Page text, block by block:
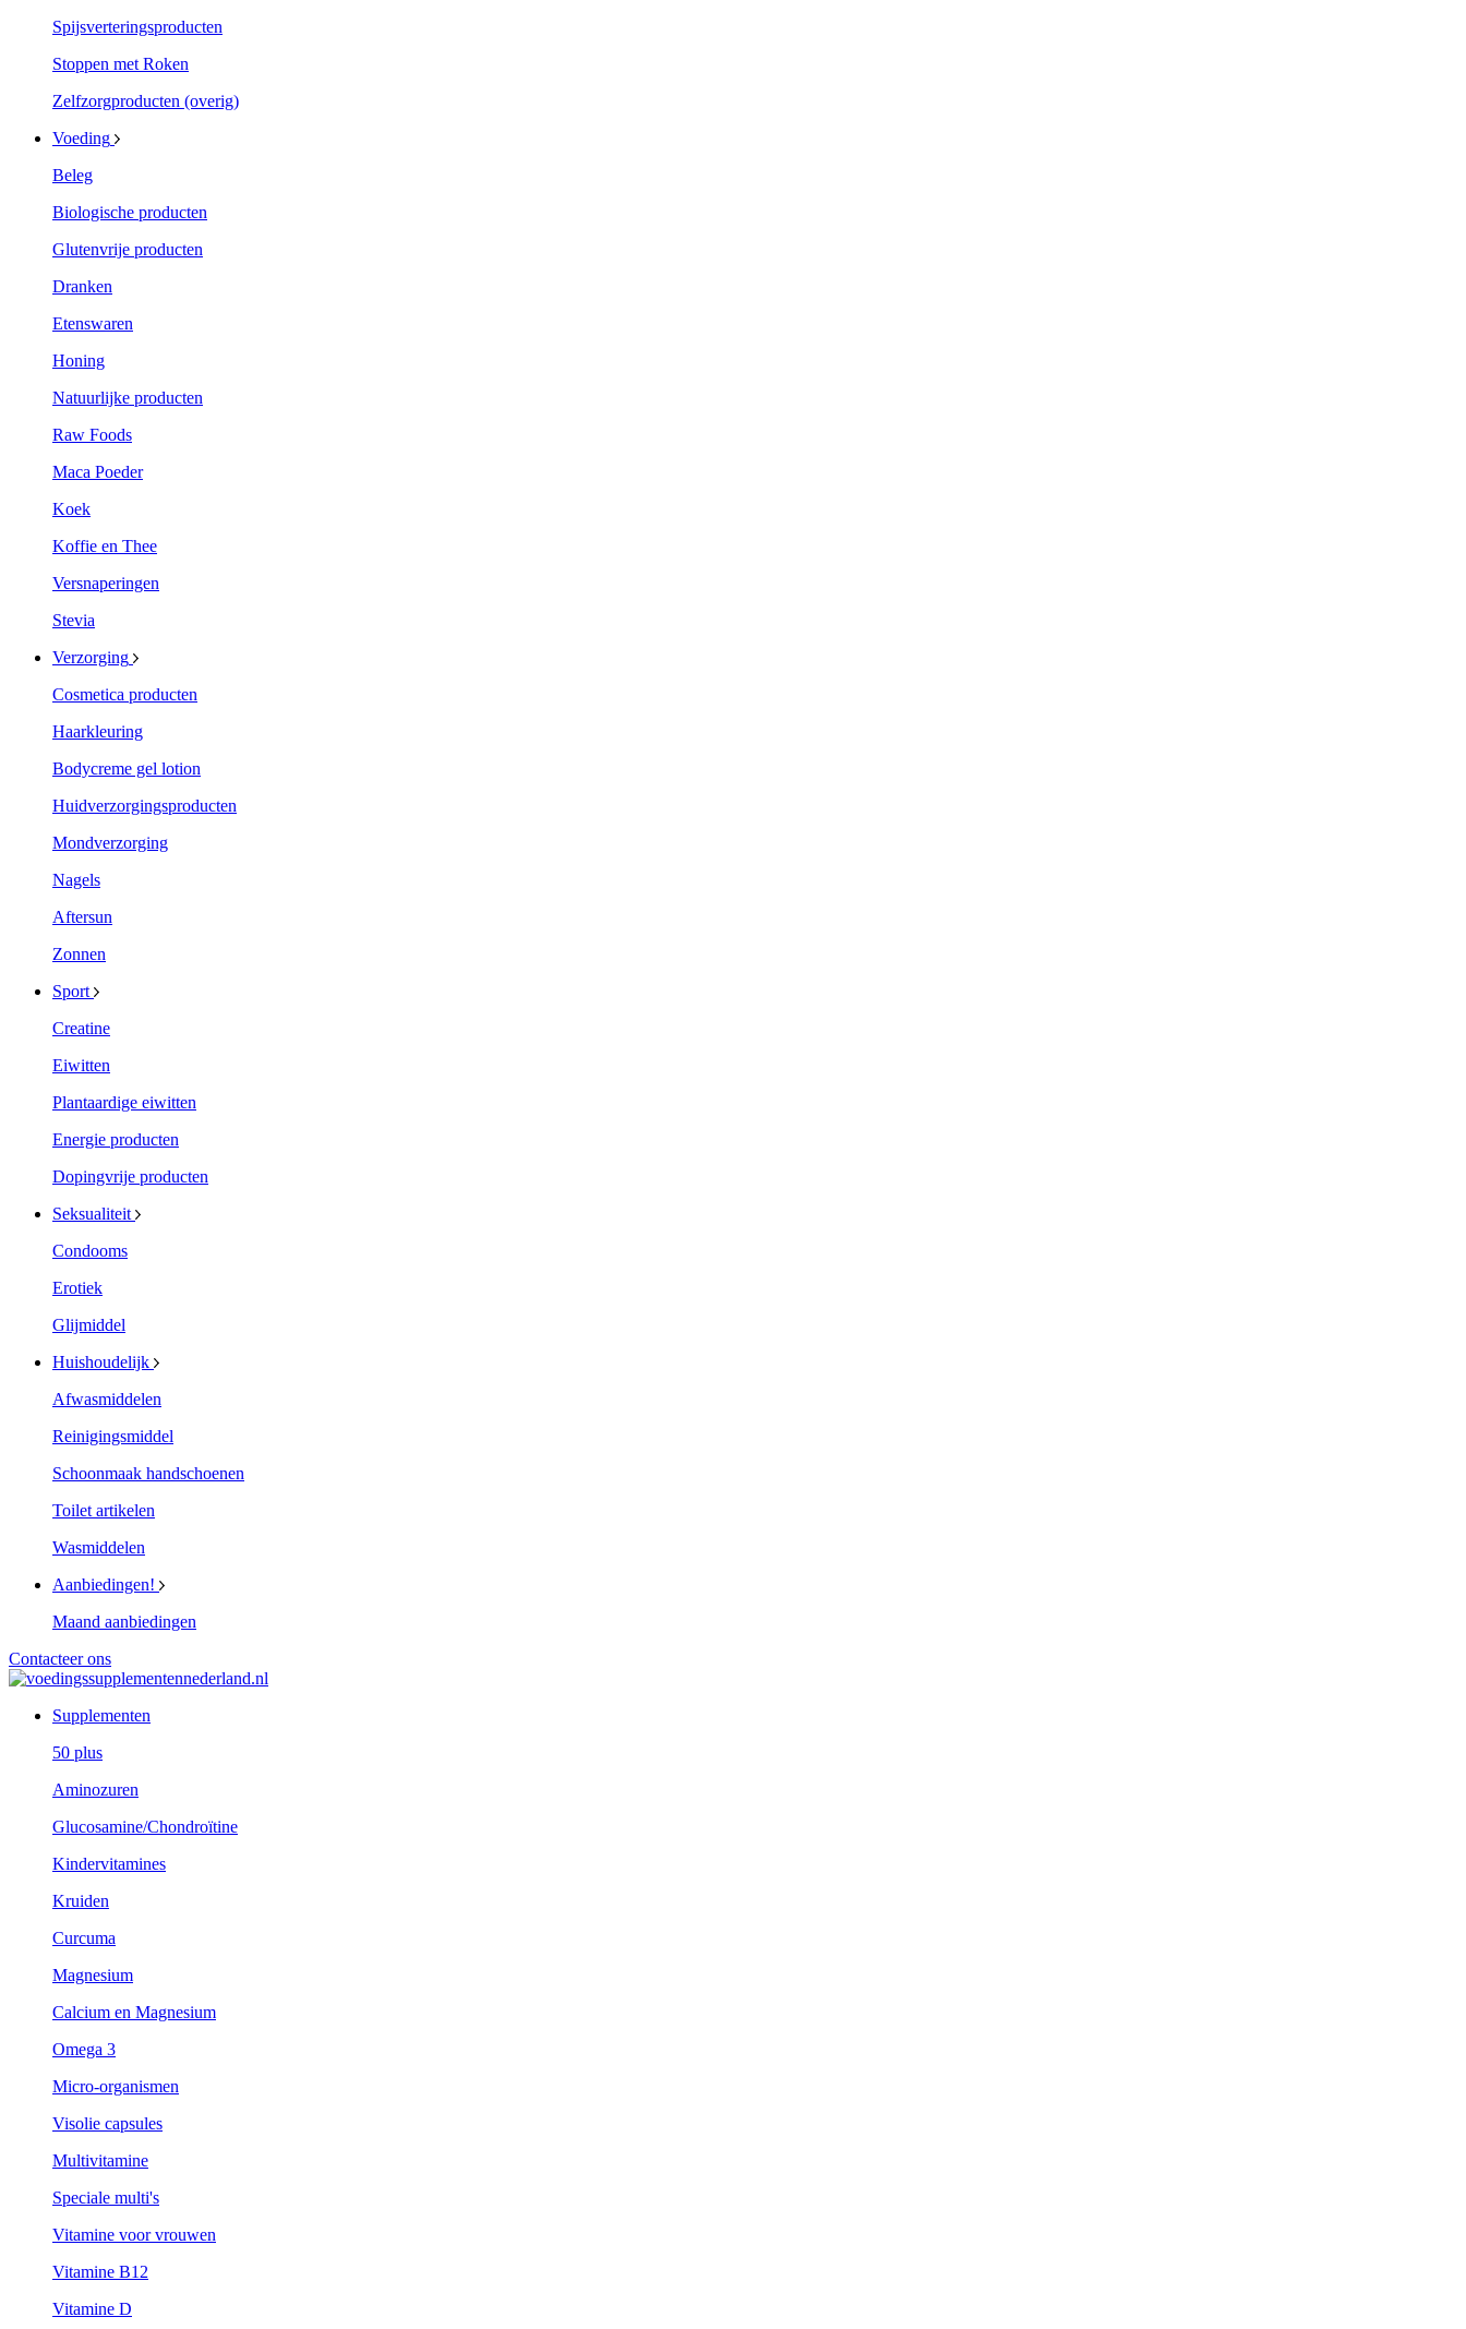
Spijsverteringsproducten
Stoppen met Roken
Zelfzorgproducten (overig)
Voeding
Beleg
Biologische producten
Glutenvrije producten
Dranken
Etenswaren
Honing
Natuurlijke producten
Raw Foods
Maca Poeder
Koek
Koffie en Thee
Versnaperingen
Stevia
Verzorging
Cosmetica producten
Haarkleuring
Bodycreme gel lotion
Huidverzorgingsproducten
Mondverzorging
Nagels
Aftersun
Zonnen
Sport
Creatine
Eiwitten
Plantaardige eiwitten
Energie producten
Dopingvrije producten
Seksualiteit
Condooms
Erotiek
Glijmiddel
Huishoudelijk
Afwasmiddelen
Reinigingsmiddel
Schoonmaak handschoenen
Toilet artikelen
Wasmiddelen
Aanbiedingen!
Maand aanbiedingen
Contacteer ons
Supplementen
50 plus
Aminozuren
Glucosamine/Chondroïtine
Kindervitamines
Kruiden
Curcuma
Magnesium
Calcium en Magnesium
Omega 3
Micro-organismen
Visolie capsules
Multivitamine
Speciale multi's
Vitamine voor vrouwen
Vitamine B12
Vitamine D